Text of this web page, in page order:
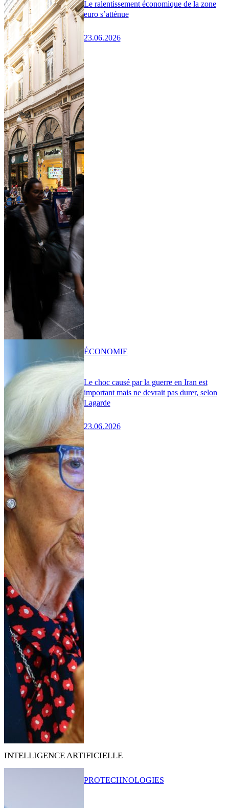
Le ralentissement économique de la zone
euro s’atténue
23.06.2026
Le choc causé par la guerre en Iran est
important mais ne devrait pas durer, selon
Lagarde
23.06.2026
ÉCONOMIE
INTELLIGENCE ARTIFICIELLE
PROTECHNOLOGIES